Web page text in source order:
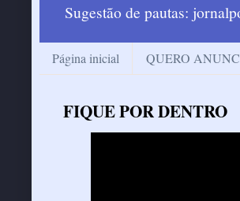
Sugestão de pautas:
Página inicial QUERO
FIQUE POR DENTRO